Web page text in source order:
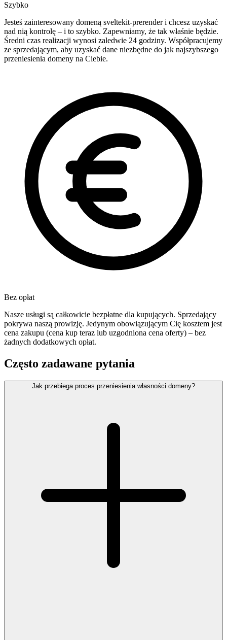
Szybko
Jesteś zainteresowany domeną sveltekit-prerender i chcesz uzyskać
nad nią kontrolę – i to szybko. Zapewniamy, że tak właśnie będzie.
Średni czas realizacji wynosi zaledwie 24 godziny. Współpracujemy
ze sprzedającym, aby uzyskać dane niezbędne do jak najszybszego
przeniesienia domeny na Ciebie.
Bez opłat
Nasze usługi są całkowicie bezpłatne dla kupujących. Sprzedający
pokrywa naszą prowizję. Jedynym obowiązującym Cię kosztem jest
cena zakupu (cena kup teraz lub uzgodniona cena oferty) – bez
żadnych dodatkowych opłat.
Często zadawane pytania
Jak przebiega proces przeniesienia własności domeny?